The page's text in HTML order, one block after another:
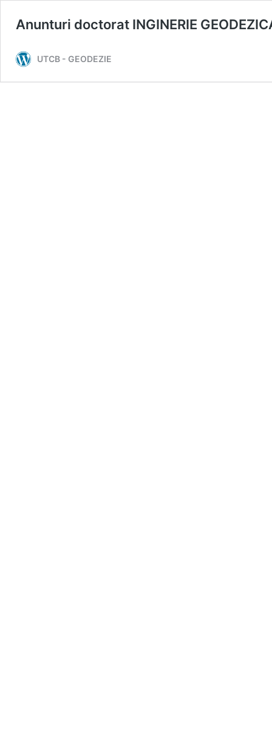
Anunturi doctorat INGINERIE
UTCB - GEODEZIE